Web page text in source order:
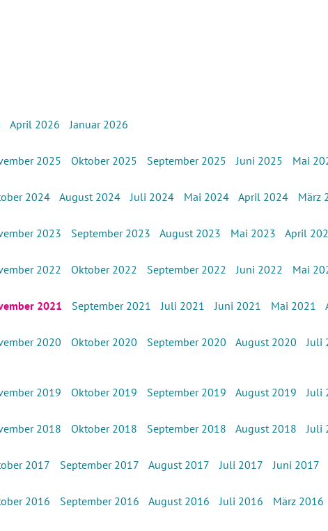
April 2026
Januar 2026
2025 Oktober 2025 September 2025 Juni 2025 Mai
2024 August 2024 Juli 2024 Mai 2024 April 2024 März
2023 September 2023 August 2023 Mai 2023 April
2022 Oktober 2022 September 2022 Juni 2022 Mai
2021 September 2021 Juli 2021 Juni 2021 Mai 2021
2020 Oktober 2020 September 2020 August 2020 Juli
2019 Oktober 2019 September 2019 August 2019 Juli
2018 Oktober 2018 September 2018 August 2018 Juli
2017 September 2017 August 2017 Juli 2017 Juni 2017
2016 September 2016 August 2016 Juli 2016 März 2016